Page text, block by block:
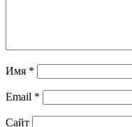
Имя *
Email *
Сайт